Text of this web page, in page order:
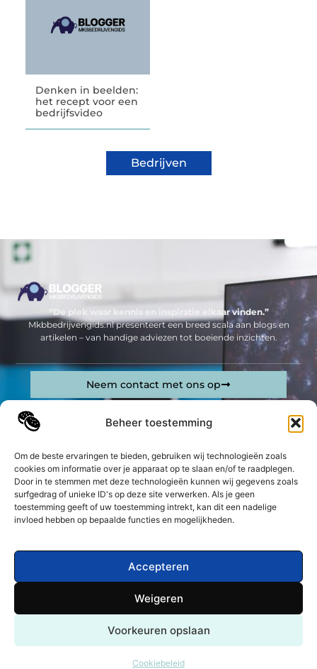
Beheer toestemming
Om de beste ervaringen te bieden, gebruiken wij technologieën zoals
cookies om informatie over je apparaat op te slaan en/of te raadplegen.
Door in te stemmen met deze technologieën kunnen wij gegevens zoals
surfgedrag of unieke ID's op deze site verwerken. Als je geen
toestemming geeft of uw toestemming intrekt, kan dit een nadelige
invloed hebben op bepaalde functies en mogelijkheden.
Accepteren
Weigeren
Voorkeuren opslaan
Cookiebeleid
Top
Denken in beelden:
het recept voor een
bedrijfsvideo
Bedrijven
“De plek waar kennis en inspiratie elkaar vinden.”
Mkbbedrijvengids.nl presenteert een breed scala aan blogs en
artikelen – van handige adviezen tot boeiende inzichten.
Sitelinks
De best gelezen stukken op een rij
Relatietherapie Veenendaal
Wat doet een slotenmaker?
Ga voor veilig en zorg voor professionele bouw
Inzicht in de regels en voorschriften voor
aanhangwagens op een rijtje
Bericht categorie
Neem contact met ons op